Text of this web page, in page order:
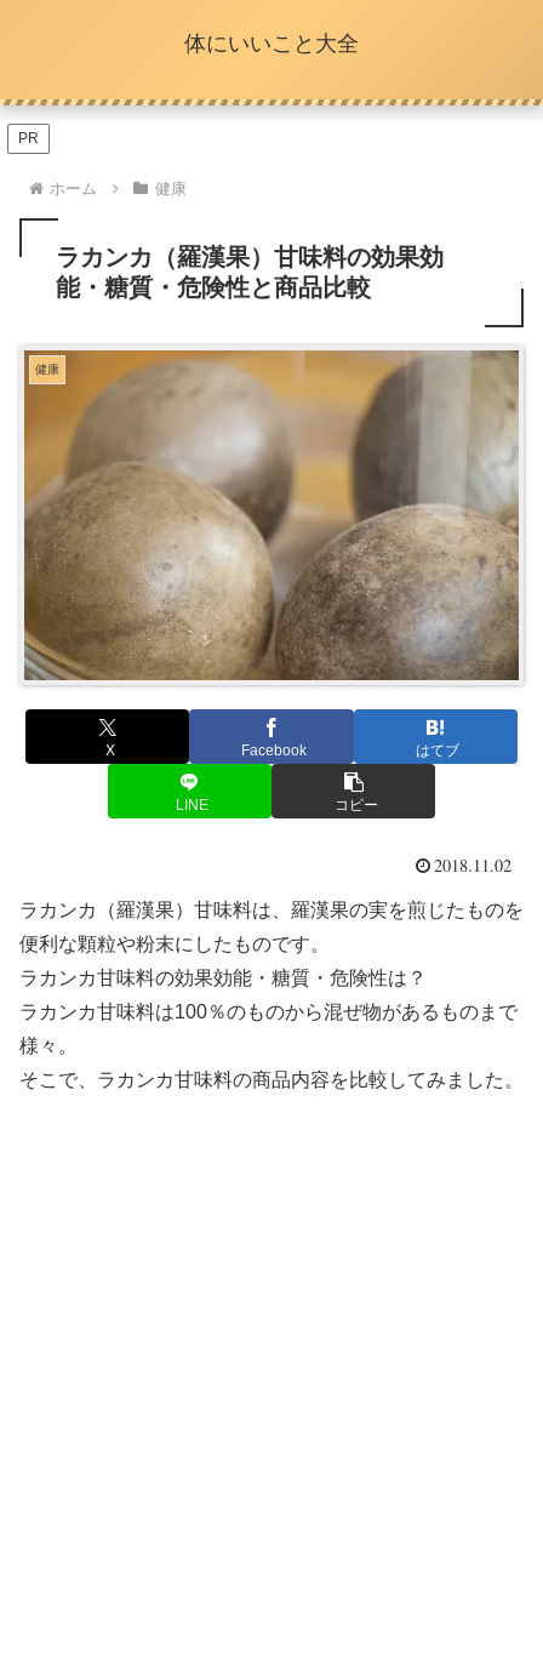
体にいいこと大全
PR
ホーム 健康
ラカンカ（羅漢果）甘味料の効果効
能・糖質・危険性と商品比較
健康
X Facebook はてブ
LINE コピー
2018.11.02
ラカンカ（羅漢果）甘味料は、羅漢果の実を煎じたものを
便利な顆粒や粉末にしたものです。
ラカンカ甘味料の効果効能・糖質・危険性は？
ラカンカ甘味料は100％のものから混ぜ物があるものまで
様々。
そこで、ラカンカ甘味料の商品内容を比較してみました。